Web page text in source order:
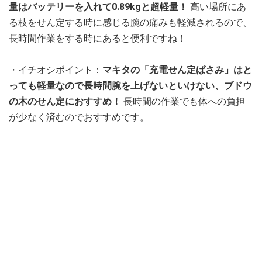
量はバッテリーを入れて0.89kgと超軽量！ 高い場所にあ
る枝をせん定する時に感じる腕の痛みも軽減されるので、
長時間作業をする時にあると便利ですね！
・イチオシポイント： マキタの「充電せん定ばさみ」はと
っても軽量なので長時間腕を上げないといけない、ブドウ
の木のせん定におすすめ！ 長時間の作業でも体への負担
が少なく済むのでおすすめです。